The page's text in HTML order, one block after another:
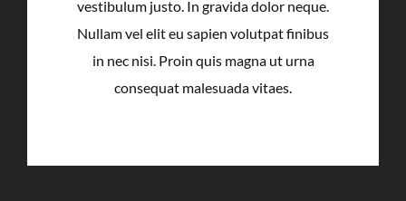
vestibulum justo. In gravida dolor neque.
Nullam vel elit eu sapien volutpat finibus
in nec nisi. Proin quis magna ut urna
consequat malesuada vitaes.